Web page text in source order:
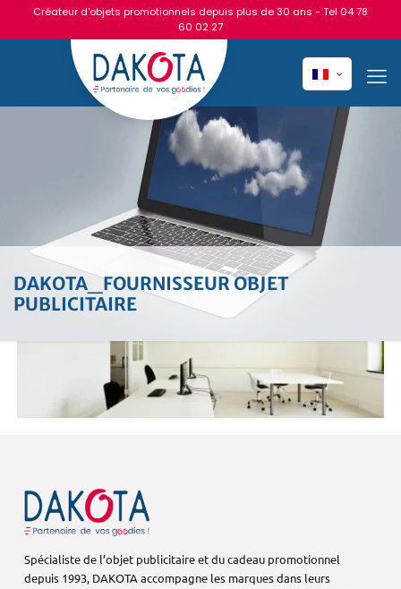
Créateur d'objets promotionnels depuis plus de 30 ans - Tel 04 78
60 02 27
DAKOTA_FOURNISSEUR OBJET
PUBLICITAIRE
Spécialiste de l’objet publicitaire et du cadeau promotionnel
depuis 1993, DAKOTA accompagne les marques dans leurs